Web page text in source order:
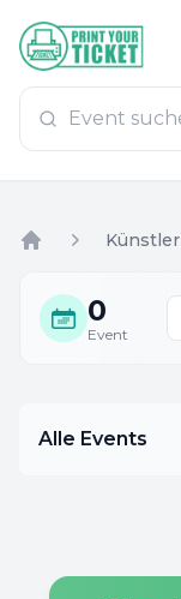
Zum Hauptinhalt
PrintYourTicket
Künstler
0
Event
Alle Events